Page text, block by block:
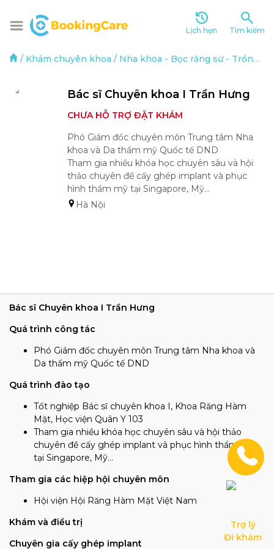
Lịch hẹn Tìm kiếm
/ Khám chuyên khoa / Nha khoa - Bọc răng sứ - Trồng răng implant
Bác sĩ Chuyên khoa I Trần Hưng
CHƯA HỖ TRỢ ĐẶT KHÁM
Phó Giám đốc chuyên môn Trung tâm Nha
khoa và Da thẩm mỹ Quốc tế DND
Tham gia nhiều khóa học chuyên sâu và hội
thảo chuyên đề cấy ghép implant và phục
hình thẩm mỹ tại Singapore, Mỹ…
Hà Nội
Bác sĩ Chuyên khoa I Trần Hưng
Quá trình công tác
Phó Giám đốc chuyên môn Trung tâm Nha khoa và
Da thẩm mỹ Quốc tế DND
Quá trình đào tạo
Tốt nghiệp Bác sĩ chuyên khoa I, Khoa Răng Hàm
Mặt, Học viện Quân Y 103
Tham gia nhiều khóa học chuyên sâu và hội thảo
chuyên đề cấy ghép implant và phục hình thẩm mỹ
tại Singapore, Mỹ…
Tham gia các hiệp hội chuyên môn
Hội viện Hội Răng Hàm Mặt Việt Nam
Khám và điều trị
Chuyên gia cấy ghép implant
Trợ lý
Đi khám